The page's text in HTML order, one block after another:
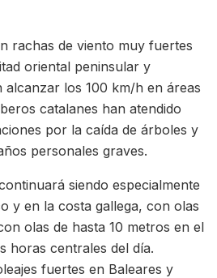
rachas de viento muy fuertes
oriental peninsular y
alcanzar los 100 km/h en áreas
catalanes han atendido
por la caída de árboles y
personales graves.
siendo especialmente
y en la costa gallega, con olas
olas de hasta 10 metros en el
horas centrales del día.
fuertes en Baleares y